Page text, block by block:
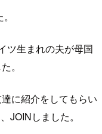
ツ生まれの夫が母国
。
に紹介をしてもらい
JOINしました。